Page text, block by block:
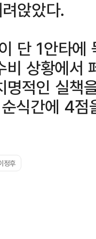
앉았다.
단 1안타
상황에서
명적인 실책
식간에 4
정후